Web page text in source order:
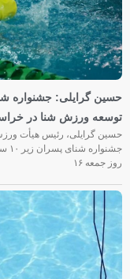
توسعه ورزش شنا در
حسین گرایلی، رئیس هیأت
روز جمعه‌ ۱۶